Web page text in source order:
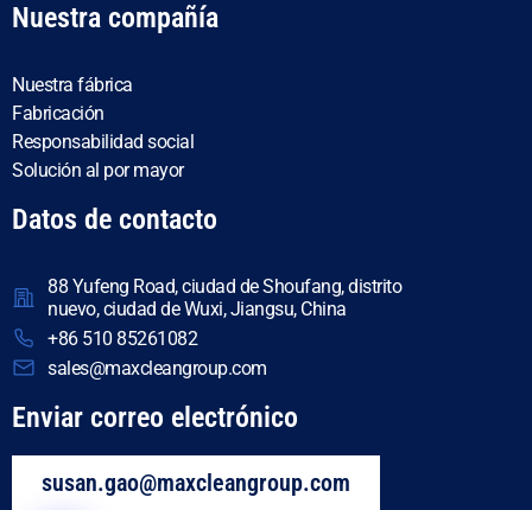
Nuestra compañía
Nuestra fábrica
Fabricación
Responsabilidad social
Solución al por mayor
Datos de contacto
88 Yufeng Road, ciudad de Shoufang, distrito
nuevo, ciudad de Wuxi, Jiangsu, China
+86 510 85261082
sales@maxcleangroup.com
Enviar correo electrónico
susan.gao@maxcleangroup.com